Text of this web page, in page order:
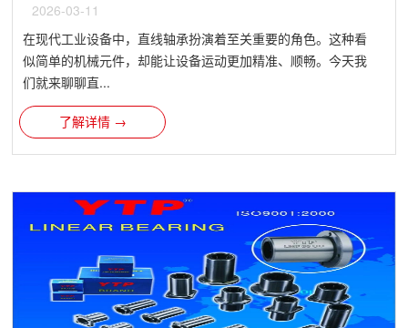
2026-03-11
在现代工业设备中，直线轴承扮演着至关重要的角色。这种看
似简单的机械元件，却能让设备运动更加精准、顺畅。今天我
们就来聊聊直...
了解详情 →